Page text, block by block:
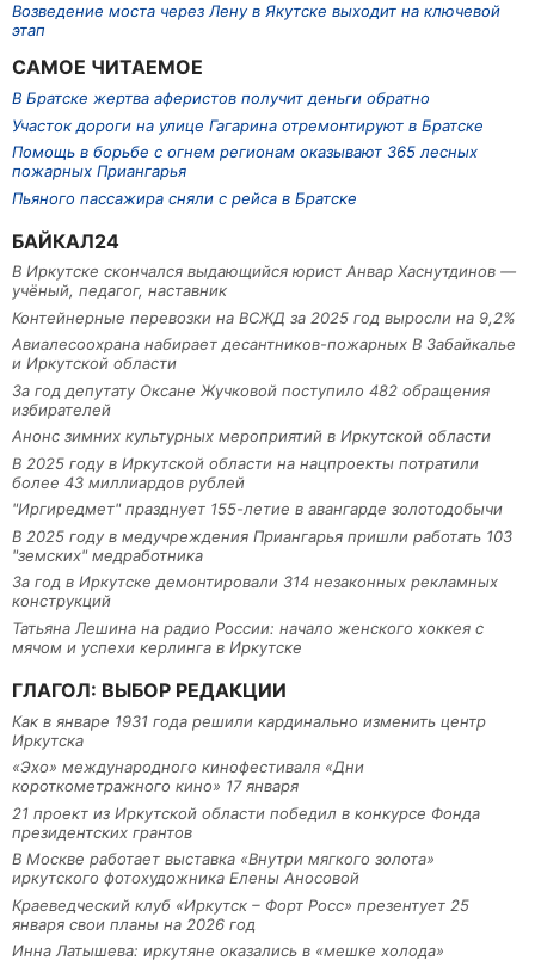
Возведение моста через Лену в Якутске выходит на ключевой
этап
САМОЕ ЧИТАЕМОЕ
В Братске жертва аферистов получит деньги обратно
Участок дороги на улице Гагарина отремонтируют в Братске
Помощь в борьбе с огнем регионам оказывают 365 лесных
пожарных Приангарья
Пьяного пассажира сняли с рейса в Братске
БАЙКАЛ24
В Иркутске скончался выдающийся юрист Анвар Хаснутдинов —
учёный, педагог, наставник
Контейнерные перевозки на ВСЖД за 2025 год выросли на 9,2%
Авиалесоохрана набирает десантников-пожарных В Забайкалье
и Иркутской области
За год депутату Оксане Жучковой поступило 482 обращения
избирателей
Анонс зимних культурных мероприятий в Иркутской области
В 2025 году в Иркутской области на нацпроекты потратили
более 43 миллиардов рублей
"Иргиредмет" празднует 155-летие в авангарде золотодобычи
В 2025 году в медучреждения Приангарья пришли работать 103
"земских" медработника
За год в Иркутске демонтировали 314 незаконных рекламных
конструкций
Татьяна Лешина на радио России: начало женского хоккея с
мячом и успехи керлинга в Иркутске
ГЛАГОЛ: ВЫБОР РЕДАКЦИИ
Как в январе 1931 года решили кардинально изменить центр
Иркутска
«Эхо» международного кинофестиваля «Дни
короткометражного кино» 17 января
21 проект из Иркутской области победил в конкурсе Фонда
президентских грантов
В Москве работает выставка «Внутри мягкого золота»
иркутского фотохудожника Елены Аносовой
Краеведческий клуб «Иркутск – Форт Росс» презентует 25
января свои планы на 2026 год
Инна Латышева: иркутяне оказались в «мешке холода»